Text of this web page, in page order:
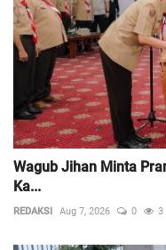
Wagub Jihan Minta
Ka...
REDAKSI Aug 7, 2026 0 3